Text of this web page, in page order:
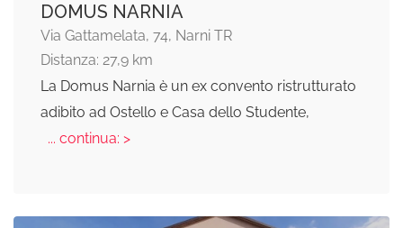
DOMUS NARNIA
Via Gattamelata, 74, Narni TR
Distanza: 27,9 km
La Domus Narnia è un ex convento ristrutturato
adibito ad Ostello e Casa dello Studente,
... continua: >